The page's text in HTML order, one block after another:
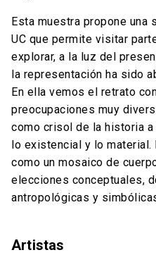
Esta muestra propone una
UC que permite visitar
explorar, a la luz del
la representación ha sido
En ella vemos el retrato
preocupaciones muy
como crisol de la historia a
lo existencial y lo
como un mosaico de
elecciones conceptuales,
antropológicas y
Artistas